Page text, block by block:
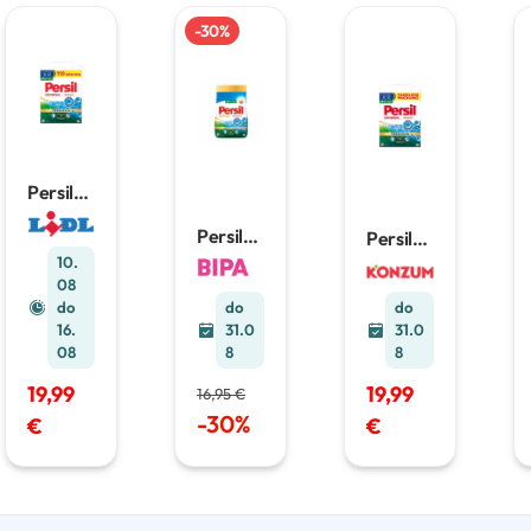
Persil
prašak
za
pranje
rublja
6.05 kg
10.
08
do
16.
08
19,99
€
-30%
Persil
deterdž
ent za
rublje
1,98 kg
do
31.0
8
16,95 €
-30%
Persil
Deterdž
ent
4,95kg=
90
pranja,
70/1
do
31.0
8
19,99
€